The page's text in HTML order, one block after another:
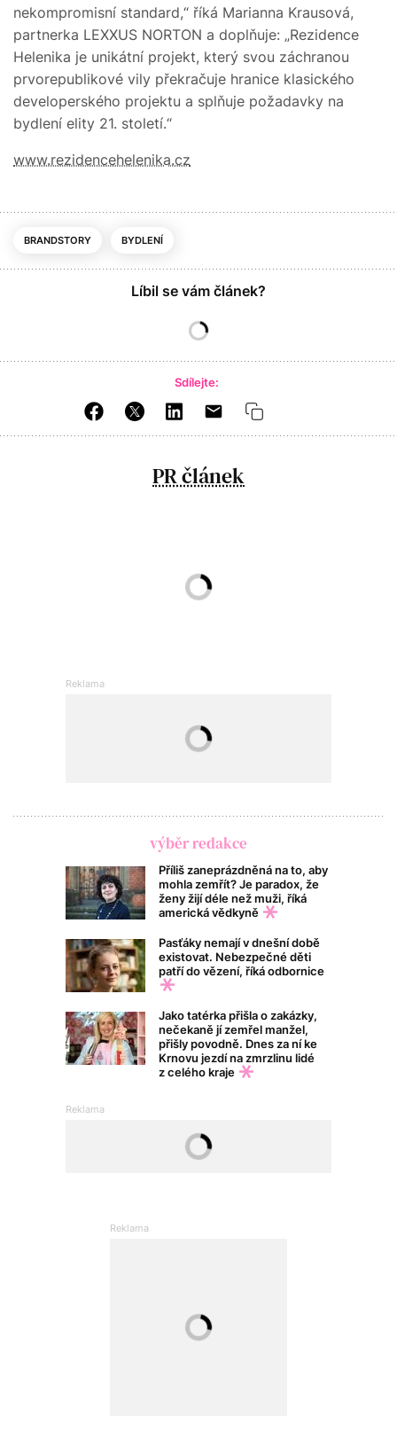
nekompromisní standard,“ říká Marianna Krausová,
partnerka LEXXUS NORTON a doplňuje: „Rezidence
Helenika je unikátní projekt, který svou záchranou
prvorepublikové vily překračuje hranice klasického
developerského projektu a splňuje požadavky na
bydlení elity 21. století.“
www.rezidencehelenika.cz
BRANDSTORY BYDLENÍ
Líbil se vám článek?
Sdílejte:
PR článek
výběr redakce
Příliš zaneprázdněná na to, aby
mohla zemřít? Je paradox, že
ženy žijí déle než muži, říká
americká vědkyně
Pasťáky nemají v dnešní době
existovat. Nebezpečné děti
patří do vězení, říká odbornice
Jako tatérka přišla o zakázky,
nečekaně jí zemřel manžel,
přišly povodně. Dnes za ní ke
Krnovu jezdí na zmrzlinu lidé
z celého kraje